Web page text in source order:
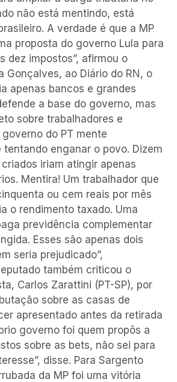
não está mentindo, está
A verdade é que a MP
proposta do governo Lula para
dez impostos”, afirmou o
Gonçalves, ao Diário do RN, o
apenas bancos e grandes
a base do governo, mas
sobre trabalhadores e
governo do PT mente
tentando enganar o povo. Dizem
iriam atingir apenas
Mentira! Um trabalhador que
ou cem reais por mês
o rendimento taxado. Uma
previdência complementar
Esses são apenas dois
seria prejudicado”,
também criticou o
Carlos Zarattini (PT-SP), por
sobre as casas de
apresentado antes da retirada
governo foi quem propôs a
sobre as bets, não sei para
disse. Para Sargento
da MP foi uma vitória